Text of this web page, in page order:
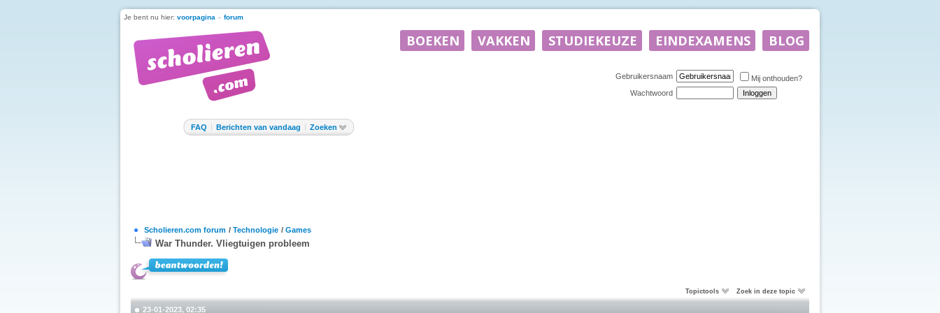
Je bent nu hier: voorpagina » forum
Gebruikersnaam
Mij onthouden?
Wachtwoord
FAQ Berichten van vandaag Zoeken
Scholieren.com forum / Technologie / Games
War Thunder. Vliegtuigen probleem
Topictools Zoek in deze topic
23-01-2023, 02:35